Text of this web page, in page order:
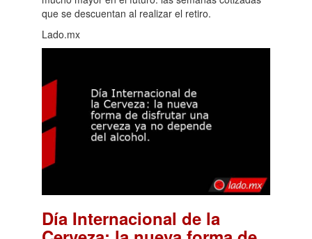
que se descuentan al realizar el retiro.
Lado.mx
Día Internacional de la